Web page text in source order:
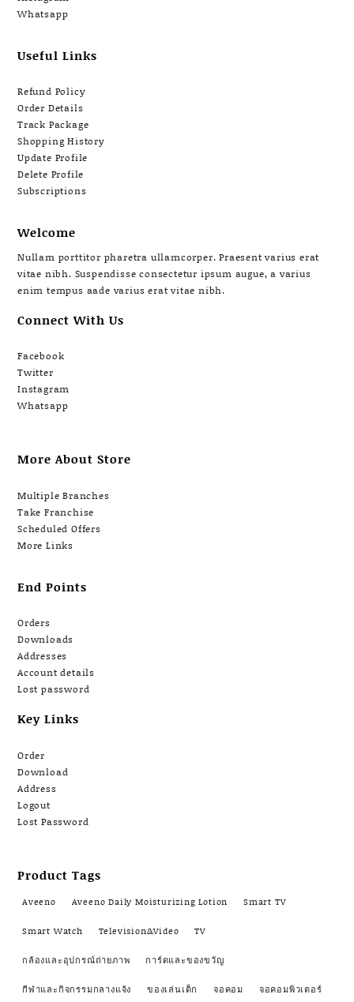
Whatsapp
Useful Links
Refund Policy
Order Details
Track Package
Shopping History
Update Profile
Delete Profile
Subscriptions
Welcome
Nullam porttitor pharetra ullamcorper. Praesent varius erat
vitae nibh. Suspendisse consectetur ipsum augue, a varius
enim tempus aade varius erat vitae nibh.
Connect With Us
Facebook
Twitter
Instagram
Whatsapp
More About Store
Multiple Branches
Take Franchise
Scheduled Offers
More Links
End Points
Orders
Downloads
Addresses
Account details
Lost password
Key Links
Order
Download
Address
Logout
Lost Password
Product Tags
Aveeno Aveeno Daily Moisturizing Lotion Smart TV
Smart Watch Television&Video TV
กล้องและอุปกรณ์ถ่ายภาพ การ์ดและของขวัญ
กีฬาและกิจกรรมกลางแจ้ง ของเล่นเด็ก จอคอม จอคอมพิวเตอร์